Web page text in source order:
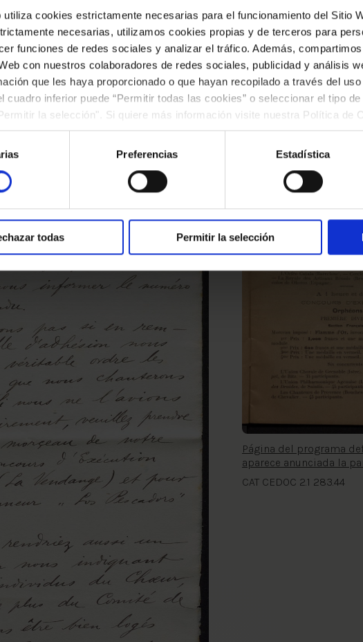
utiliza cookies estrictamente necesarias para el funcionamiento del Sitio
necesarias, utilizamos cookies propias y de terceros para
funciones de redes sociales y analizar el tráfico. Además,
con nuestros colaboradores de redes sociales, publicidad y análisis
que les haya proporcionado o que hayan recopilado a través del
cuadro inferior puede “Permitir todas las cookies” o seleccionar el tipo
la selección". Si quiere más información visite nuestra Política de
o configurar las cookies en cualquier momento.”.
Preferencias Estadística
todas Permitir la selección
Orfeó Català tal y como se puede ver en la
cruzada . En el programa definitivodel concurso
observar también el anuncio de la interpretación de
piezas.
Página del programa
aparece anunciada la
CAT CEDOC 2.1 283.44